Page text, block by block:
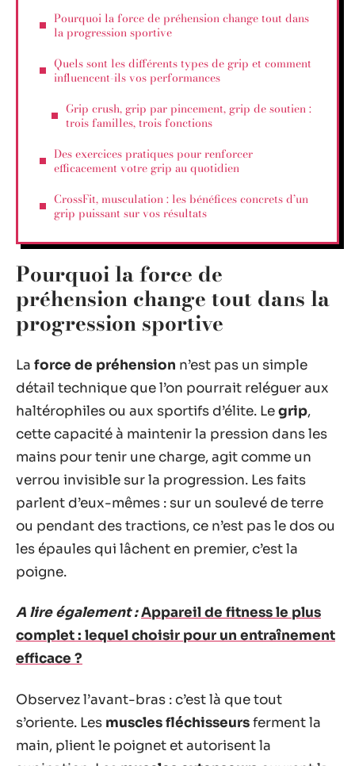
Pourquoi la force de préhension change tout dans
la progression sportive
Quels sont les différents types de grip et comment
influencent-ils vos performances
Grip crush, grip par pincement, grip de soutien :
trois familles, trois fonctions
Des exercices pratiques pour renforcer
efficacement votre grip au quotidien
CrossFit, musculation : les bénéfices concrets d’un
grip puissant sur vos résultats
Pourquoi la force de
préhension change tout dans la
progression sportive
La force de préhension n’est pas un simple
détail technique que l’on pourrait reléguer aux
haltérophiles ou aux sportifs d’élite. Legrip,
cette capacité à maintenir la pression dans les
mains pour tenir une charge, agit comme un
verrou invisible sur la progression. Les faits
parlent d’eux-mêmes : sur un soulevé de terre
ou pendant des tractions, ce n’est pas le dos ou
les épaules qui lâchent en premier, c’est la
poigne.
A lire également :Appareil de fitness le plus
complet : lequel choisir pour un entraînement
efficace ?
Observez l’avant-bras : c’est là que tout
s’oriente. Les muscles fléchisseursferment la
main, plient le poignet et autorisent la